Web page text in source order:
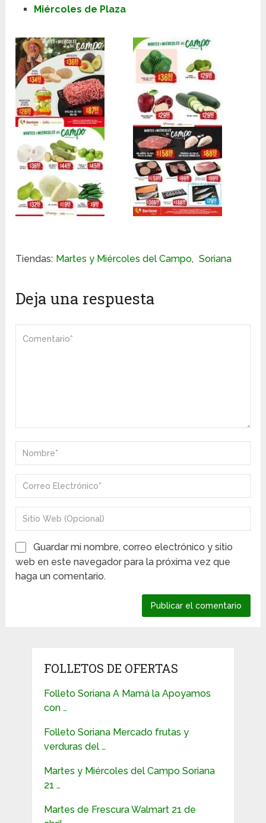
Miércoles de Plaza
Tiendas: Martes y Miércoles del Campo, Soriana
Deja una respuesta
Guardar mi nombre, correo electrónico y sitio
web en este navegador para la próxima vez que
haga un comentario.
FOLLETOS DE OFERTAS
Folleto Soriana A Mamá la Apoyamos
con …
Folleto Soriana Mercado frutas y
verduras del …
Martes y Miércoles del Campo Soriana
21 …
Martes de Frescura Walmart 21 de